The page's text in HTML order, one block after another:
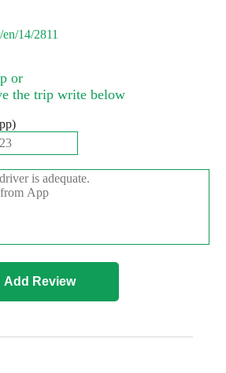
14/2811
or
the trip write below